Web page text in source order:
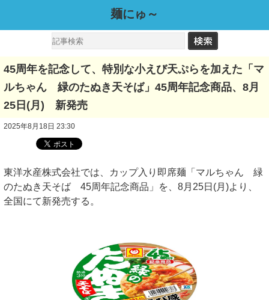
麺にゅ～
45周年を記念して、特別な小えび天ぷらを加えた「マ
ルちゃん 緑のたぬき天そば」45周年記念商品、8月
25日(月) 新発売
2025年8月18日 23:30
東洋水産株式会社では、カップ入り即席麺「マルちゃん 緑
のたぬき天そば 45周年記念商品」を、8月25日(月)より、
全国にて新発売する。